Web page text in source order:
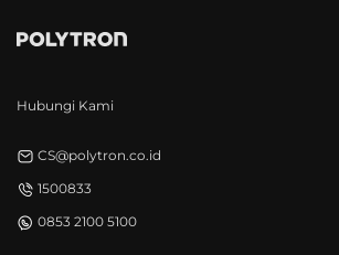
Hubungi Kami
CS@polytron.co.id
1500833
0853 2100 5100